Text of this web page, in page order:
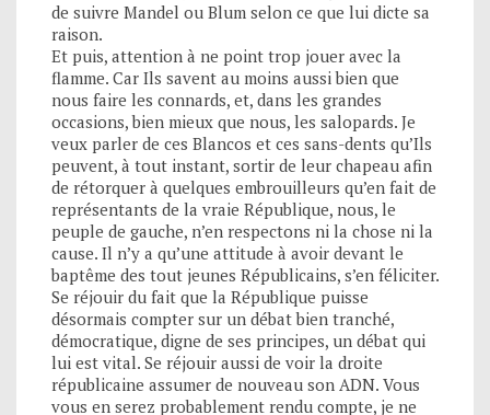
de suivre Mandel ou Blum selon ce que lui dicte sa
raison.
Et puis, attention à ne point trop jouer avec la
flamme. Car Ils savent au moins aussi bien que
nous faire les connards, et, dans les grandes
occasions, bien mieux que nous, les salopards. Je
veux parler de ces Blancos et ces sans-dents qu’Ils
peuvent, à tout instant, sortir de leur chapeau afin
de rétorquer à quelques embrouilleurs qu’en fait de
représentants de la vraie République, nous, le
peuple de gauche, n’en respectons ni la chose ni la
cause. Il n’y a qu’une attitude à avoir devant le
baptême des tout jeunes Républicains, s’en féliciter.
Se réjouir du fait que la République puisse
désormais compter sur un débat bien tranché,
démocratique, digne de ses principes, un débat qui
lui est vital. Se réjouir aussi de voir la droite
républicaine assumer de nouveau son ADN. Vous
vous en serez probablement rendu compte, je ne